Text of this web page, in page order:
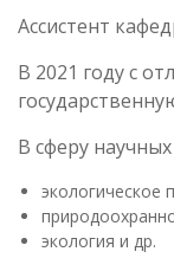
Ассистент
В 2021 году с
В сферу
экологическое
экология и др.